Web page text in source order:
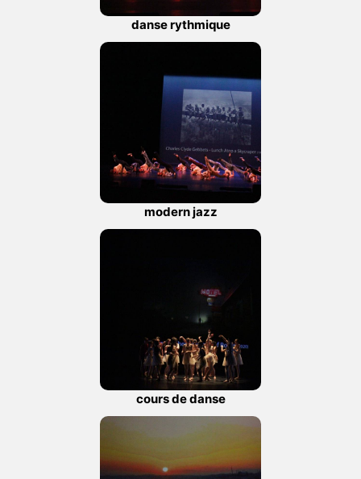
danse rythmique
modern jazz
cours de danse